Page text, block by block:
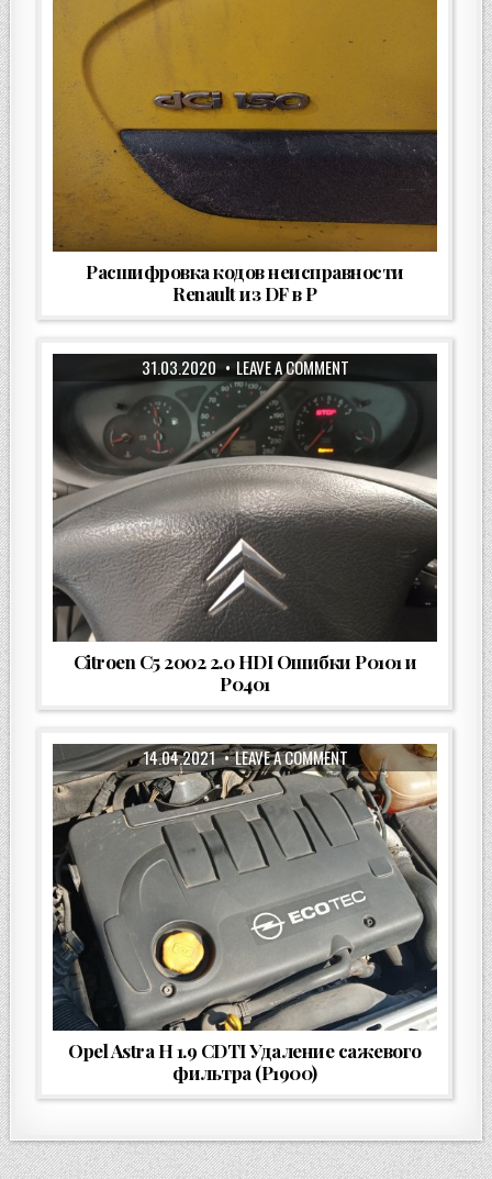
Расшифровка кодов неисправности
Renault из DF в P
31.03.2020 LEAVE A COMMENT
Citroen C5 2002 2.0 HDI Ошибки P0101 и
P0401
14.04.2021 LEAVE A COMMENT
Opel Astra H 1.9 CDTI Удаление сажевого
фильтра (P1900)